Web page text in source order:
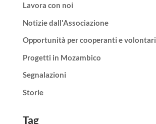
Lavora con noi
Notizie dall'Associazione
Opportunità per cooperanti e volontari
Progetti in Mozambico
Segnalazioni
Storie
Tag